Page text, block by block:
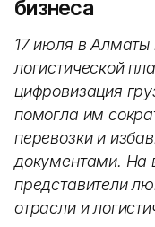
бизнеса
17 июля в Алматы
логистической
цифровизация
помогла им
перевозки и
документами. На
представители
отрасли и